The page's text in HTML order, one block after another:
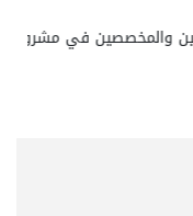
والمخصصين في مشروع